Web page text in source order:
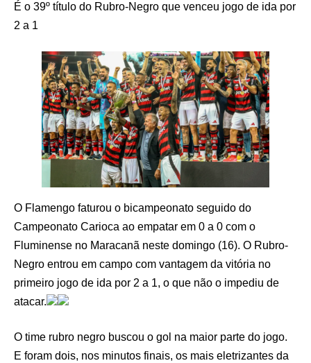
É o 39º título do Rubro-Negro que venceu jogo de ida por
2 a 1
O Flamengo faturou o bicampeonato seguido do
Campeonato Carioca ao empatar em 0 a 0 com o
Fluminense no Maracanã neste domingo (16). O Rubro-
Negro entrou em campo com vantagem da vitória no
primeiro jogo de ida por 2 a 1, o que não o impediu de
atacar.
O time rubro negro buscou o gol na maior parte do jogo.
E foram dois, nos minutos finais, os mais eletrizantes da